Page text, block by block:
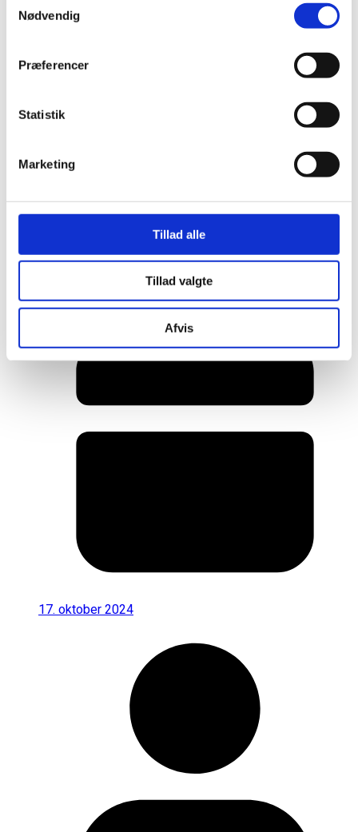
Nødvendig
Præferencer
Statistik
Marketing
Tillad alle
Tillad valgte
Afvis
Her er alle vinderne fra årets Danish
Rainbow Awards
17. oktober 2024